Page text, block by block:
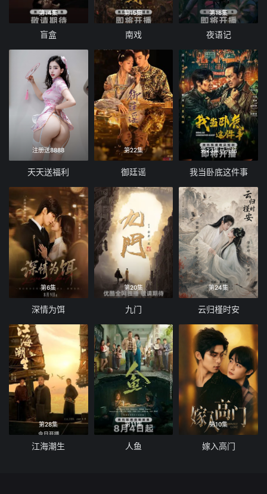
第14集
盲盒
第15集
南戏
第18集
夜语记
注册送8888
天天送福利
第22集
御廷谣
第23集已完结
我当卧底这件事
第6集
深情为饵
第20集
九门
第24集
云归槿时安
第28集
江海潮生
第11集
人鱼
第10集
嫁入高门